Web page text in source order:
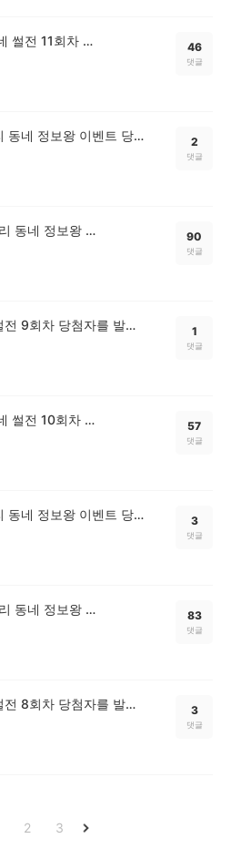
전원 1,000캐시! 🥳 우리 동네 썰전 11회차 OPEN (~7/6) 46
댓글
💰[당첨자 발표] 23회차 우리 동네 정보왕 이벤트 당첨자를 발표합니다! 2
댓글
💸 전원 2,000캐시 지급! 우리 동네 정보왕 24회차 (~6/29) 90
댓글
💰[당첨자 발표] 우리 동네 썰전 9회차 당첨자를 발표합니다! 1
댓글
전원 1,000캐시! 🥳 우리 동네 썰전 10회차 OPEN (~6/22) 57
댓글
💰[당첨자 발표] 22회차 우리 동네 정보왕 이벤트 당첨자를 발표합니다! 3
댓글
💸 전원 2,000캐시 지급! 우리 동네 정보왕 23회차 (~6/15) 83
댓글
💰[당첨자 발표] 우리 동네 썰전 8회차 당첨자를 발표합니다! 3
댓글
2 3